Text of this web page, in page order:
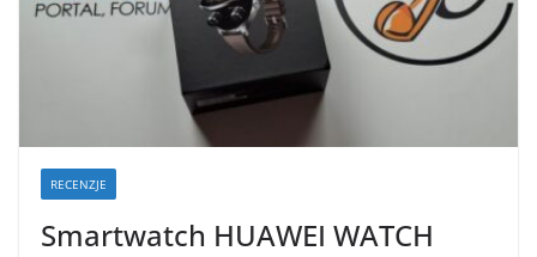
RECENZJE
Smartwatch HUAWEI WATCH